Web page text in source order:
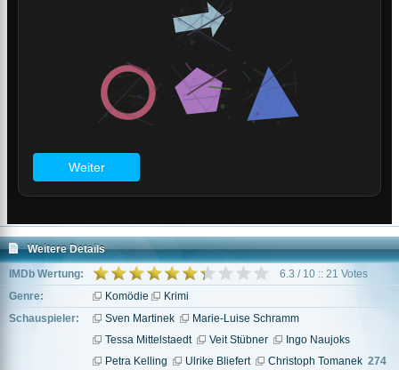
Weitere Details
IMDb Wertung:
6.3 / 10 :: 21 Votes
Genre:
Komödie
Krimi
Schauspieler:
Sven Martinek
Marie-Luise Schramm
Tessa Mittelstaedt
Veit Stübner
Ingo Naujoks
Petra Kelling
Ulrike Bliefert Christoph Tomanek 274